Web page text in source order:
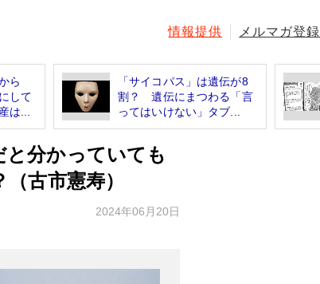
情報提供 メルマガ登録
ら
して
は...
「サイコパス」は遺伝が8
割？ 遺伝にまつわる「言
ってはいけない」タブ...
分かっていても
古市憲寿）
2024年06月20日